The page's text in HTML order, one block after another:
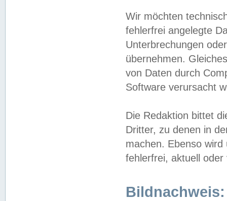
Wir möchten
fehlerfrei angelegte
Unterbrechungen
übernehmen.
von Daten durch
Software verursacht
Die Redaktion bittet
Dritter, zu denen in
machen. Ebenso
fehlerfrei, aktuell oder
Bildnachweis: